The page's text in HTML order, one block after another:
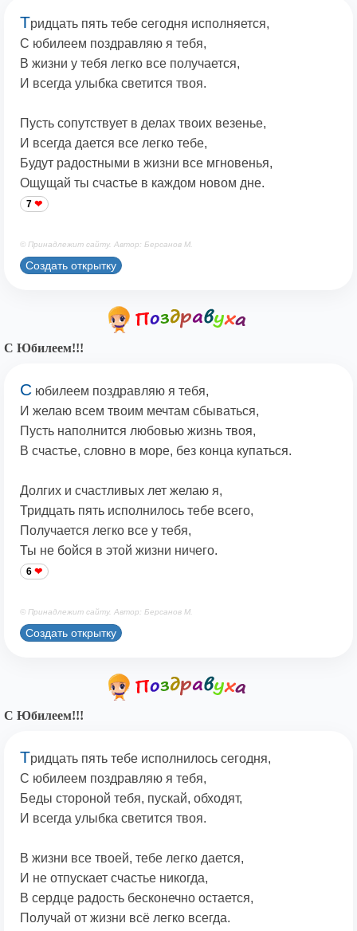
Тридцать пять тебе сегодня исполняется,
С юбилеем поздравляю я тебя,
В жизни у тебя легко все получается,
И всегда улыбка светится твоя.
Пусть сопутствует в делах твоих везенье,
И всегда дается все легко тебе,
Будут радостными в жизни все мгновенья,
Ощущай ты счастье в каждом новом дне.
7
© Принадлежит сайту. Автор: Берсанов М.
Создать открытку
С Юбилеем!!!
С юбилеем поздравляю я тебя,
И желаю всем твоим мечтам сбываться,
Пусть наполнится любовью жизнь твоя,
В счастье, словно в море, без конца купаться.
Долгих и счастливых лет желаю я,
Тридцать пять исполнилось тебе всего,
Получается легко все у тебя,
Ты не бойся в этой жизни ничего.
6
© Принадлежит сайту. Автор: Берсанов М.
Создать открытку
С Юбилеем!!!
Тридцать пять тебе исполнилось сегодня,
С юбилеем поздравляю я тебя,
Беды стороной тебя, пускай, обходят,
И всегда улыбка светится твоя.
В жизни все твоей, тебе легко дается,
И не отпускает счастье никогда,
В сердце радость бесконечно остается,
Получай от жизни всё легко всегда.